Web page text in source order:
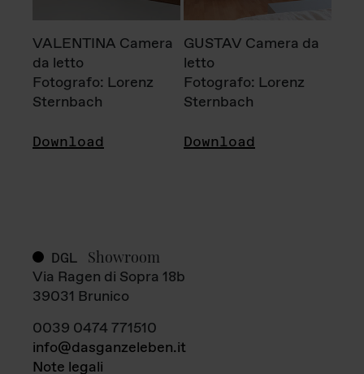
VALENTINA Camera
da letto
Fotografo: Lorenz
Sternbach
Download
GUSTAV Camera da
letto
Fotografo: Lorenz
Sternbach
Download
DGL Showroom
Via Ragen di Sopra 18b
39031 Brunico
0039 0474 771510
info@dasganzeleben.it
Note legali